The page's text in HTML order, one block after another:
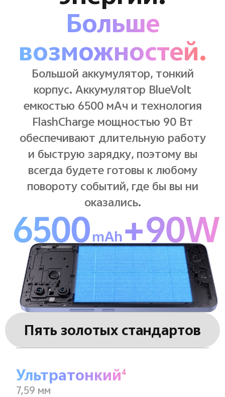
Больше
возможностей.
Большой аккумулятор, тонкий
корпус. Аккумулятор BlueVolt
емкостью 6500 мАч и технология
FlashCharge мощностью 90 Вт
обеспечивают длительную работу
и быструю зарядку, поэтому вы
всегда будете готовы к любому
повороту событий, где бы вы ни
оказались.
Пять золотых стандартов
Ультратонкий4
7,59 мм